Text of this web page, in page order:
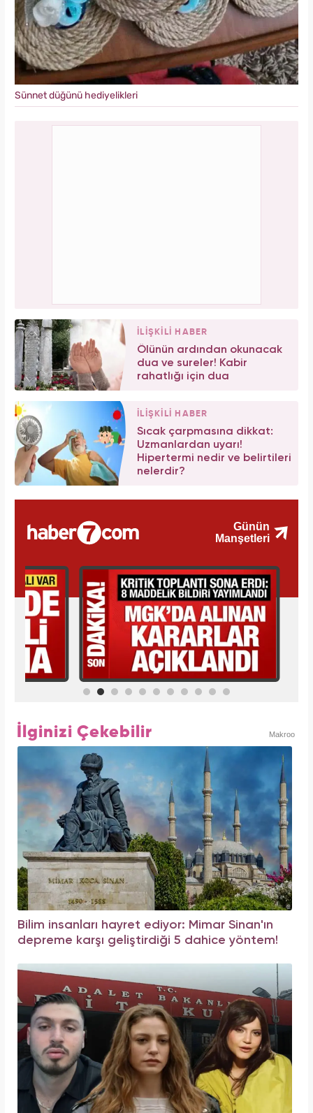
Sünnet düğünü hediyelikleri
İLİŞKİLİ HABER
Ölünün ardından okunacak
dua ve sureler! Kabir
rahatlığı için dua
İLİŞKİLİ HABER
Sıcak çarpmasına dikkat:
Uzmanlardan uyarı!
Hipertermi nedir ve belirtileri
nelerdir?
İlginizi Çekebilir Makroo
Bilim insanları hayret ediyor: Mimar Sinan'ın
depreme karşı geliştirdiği 5 dahice yöntem!